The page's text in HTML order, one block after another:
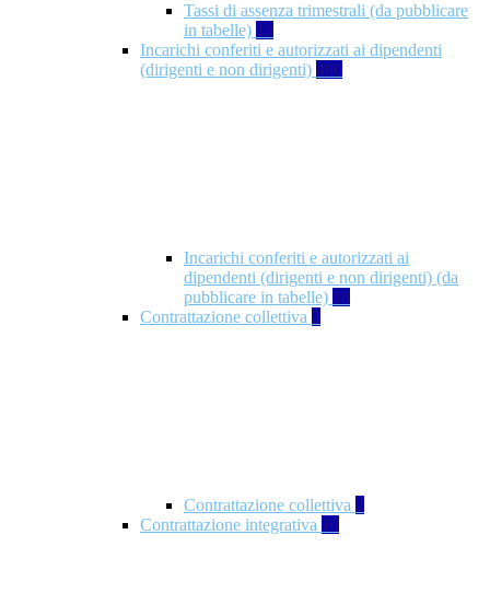
Tassi di assenza trimestrali (da pubblicare
in tabelle) 12
Incarichi conferiti e autorizzati ai dipendenti
(dirigenti e non dirigenti) 490
Incarichi conferiti e autorizzati ai
dipendenti (dirigenti e non dirigenti) (da
pubblicare in tabelle) 18
Contrattazione collettiva 2
Contrattazione collettiva 2
Contrattazione integrativa 10